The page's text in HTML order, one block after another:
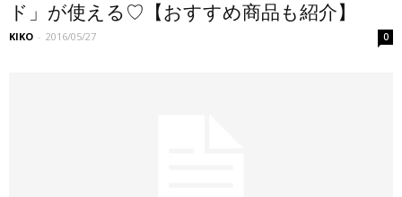
ド」が使える♡【おすすめ商品も紹介】
KIKO - 2016/05/27 0